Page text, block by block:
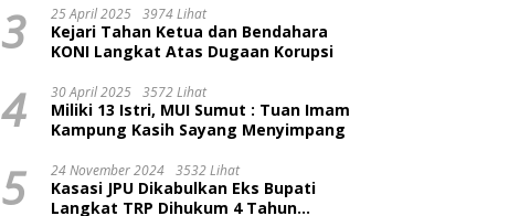
3 25 April 2025 3974 Lihat
Kejari Tahan Ketua dan Bendahara
KONI Langkat Atas Dugaan Korupsi
4 30 April 2025 3572 Lihat
Miliki 13 Istri, MUI Sumut : Tuan Imam
Kampung Kasih Sayang Menyimpang
5 24 November 2024 3532 Lihat
Kasasi JPU Dikabulkan Eks Bupati
Langkat TRP Dihukum 4 Tahun